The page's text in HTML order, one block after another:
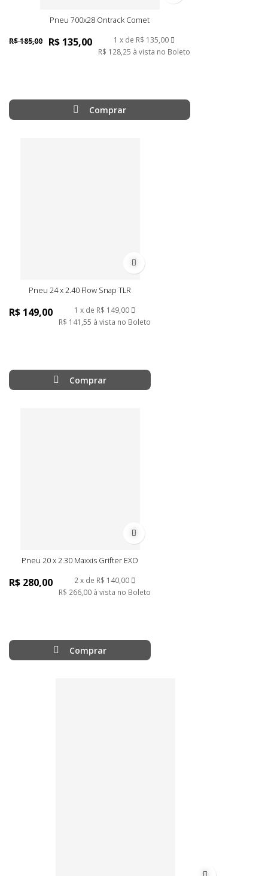
Pneu 700x28 Ontrack Comet
R$ 185,00 R$ 135,00 1 de R$ 135,00
R$ 128,25 à vista no Boleto
Comprar
Adicionar à lista de desejos
Pneu 24 x 2.40 Flow Snap TLR
R$ 149,00 1 de R$ 149,00
R$ 141,55 à vista no Boleto
Comprar
Adicionar à lista de desejos
Pneu 20 x 2.30 Maxxis Grifter EXO
R$ 280,00 2 de R$ 140,00
R$ 266,00 à vista no Boleto
Comprar